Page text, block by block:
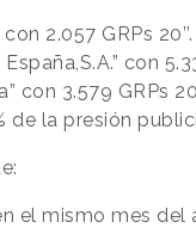
2.057 GRPs 20’’.
con
con 3.579 GRPs
de la presión
el mismo mes del